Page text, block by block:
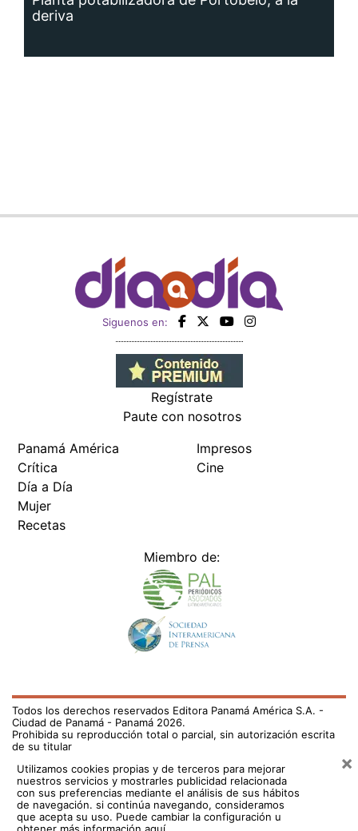
deriva
Siguenos en:
Regístrate
Paute con nosotros
Panamá América
Crítica
Día a Día
Mujer
Recetas
Impresos
Cine
Miembro de:
Todos los derechos reservados Editora Panamá América S.A. -
Ciudad de Panamá - Panamá 2026.
Prohibida su reproducción total o parcial, sin autorización escrita
de su titular
Utilizamos cookies propias y de terceros para mejorar
nuestros servicios y mostrarles publicidad relacionada
con sus preferencias mediante el análisis de sus hábitos
de navegación. si continúa navegando, consideramos
que acepta su uso. Puede cambiar la configuración u
×